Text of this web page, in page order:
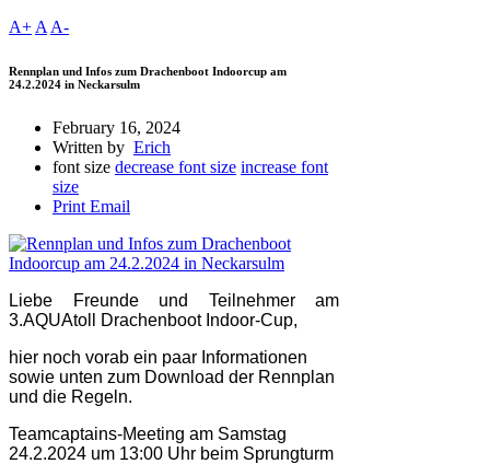
A+ A A-
Rennplan und Infos zum Drachenboot Indoorcup am
24.2.2024 in Neckarsulm
February 16, 2024
Written by Erich
font size decrease font size increase font
size
Print Email
Liebe Freunde und Teilnehmer am
3.AQUAtoll Drachenboot Indoor-Cup,
hier noch vorab ein paar Informationen
sowie unten zum Download der Rennplan
und die Regeln.
Teamcaptains-Meeting am Samstag
24.2.2024 um 13:00 Uhr beim Sprungturm